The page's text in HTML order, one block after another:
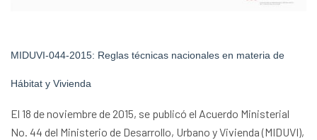
MIDUVI-044-2015: Reglas técnicas nacionales en materia de
Hábitat y Vivienda
El 18 de noviembre de 2015, se publicó el Acuerdo Ministerial
No. 44 del Ministerio de Desarrollo, Urbano y Vivienda (MIDUVI),